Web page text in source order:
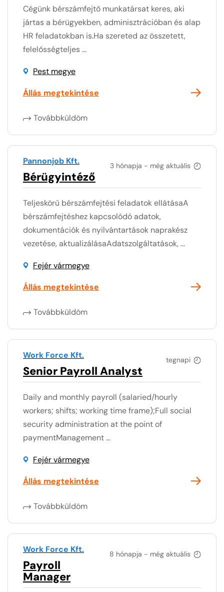
Cégünk bérszámfejtő munkatársat keres, aki
jártas a bérügyekben, adminisztrációban és alap
HR feladatokban is.Ha szereted az összetett,
felelősségteljes ...
Pest megye
Állás megtekintése
Továbbküldöm
3 hónapja - még aktuális
Pannonjob Kft.
Bérügyintéző
Teljeskörű bérszámfejtési feladatok ellátásaA
bérszámfejtéshez kapcsolódó adatok,
dokumentációk és nyilvántartások naprakész
vezetése, aktualizálásaAdatszolgáltatások, ...
Fejér vármegye
Állás megtekintése
Továbbküldöm
tegnapi
Work Force Kft.
Senior Payroll Analyst
Daily and monthly payroll (salaried/hourly
workers; shifts; working time frame);Full social
security administration at the point of
paymentManagement ...
Fejér vármegye
Állás megtekintése
Továbbküldöm
8 hónapja - még aktuális
Work Force Kft.
Payroll
Manager